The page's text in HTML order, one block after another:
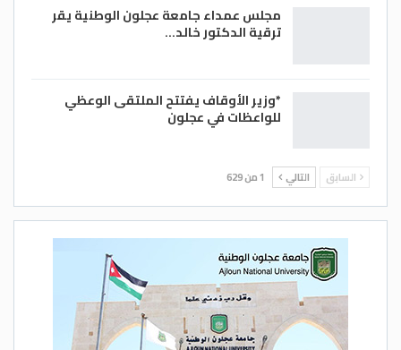
مجلس عمداء جامعة عجلون الوطنية يقر
ترقية الدكتور خالد…
*وزير الأوقاف يفتتح الملتقى الوعظي
للواعظات في عجلون
السابق التالي 1 من 629